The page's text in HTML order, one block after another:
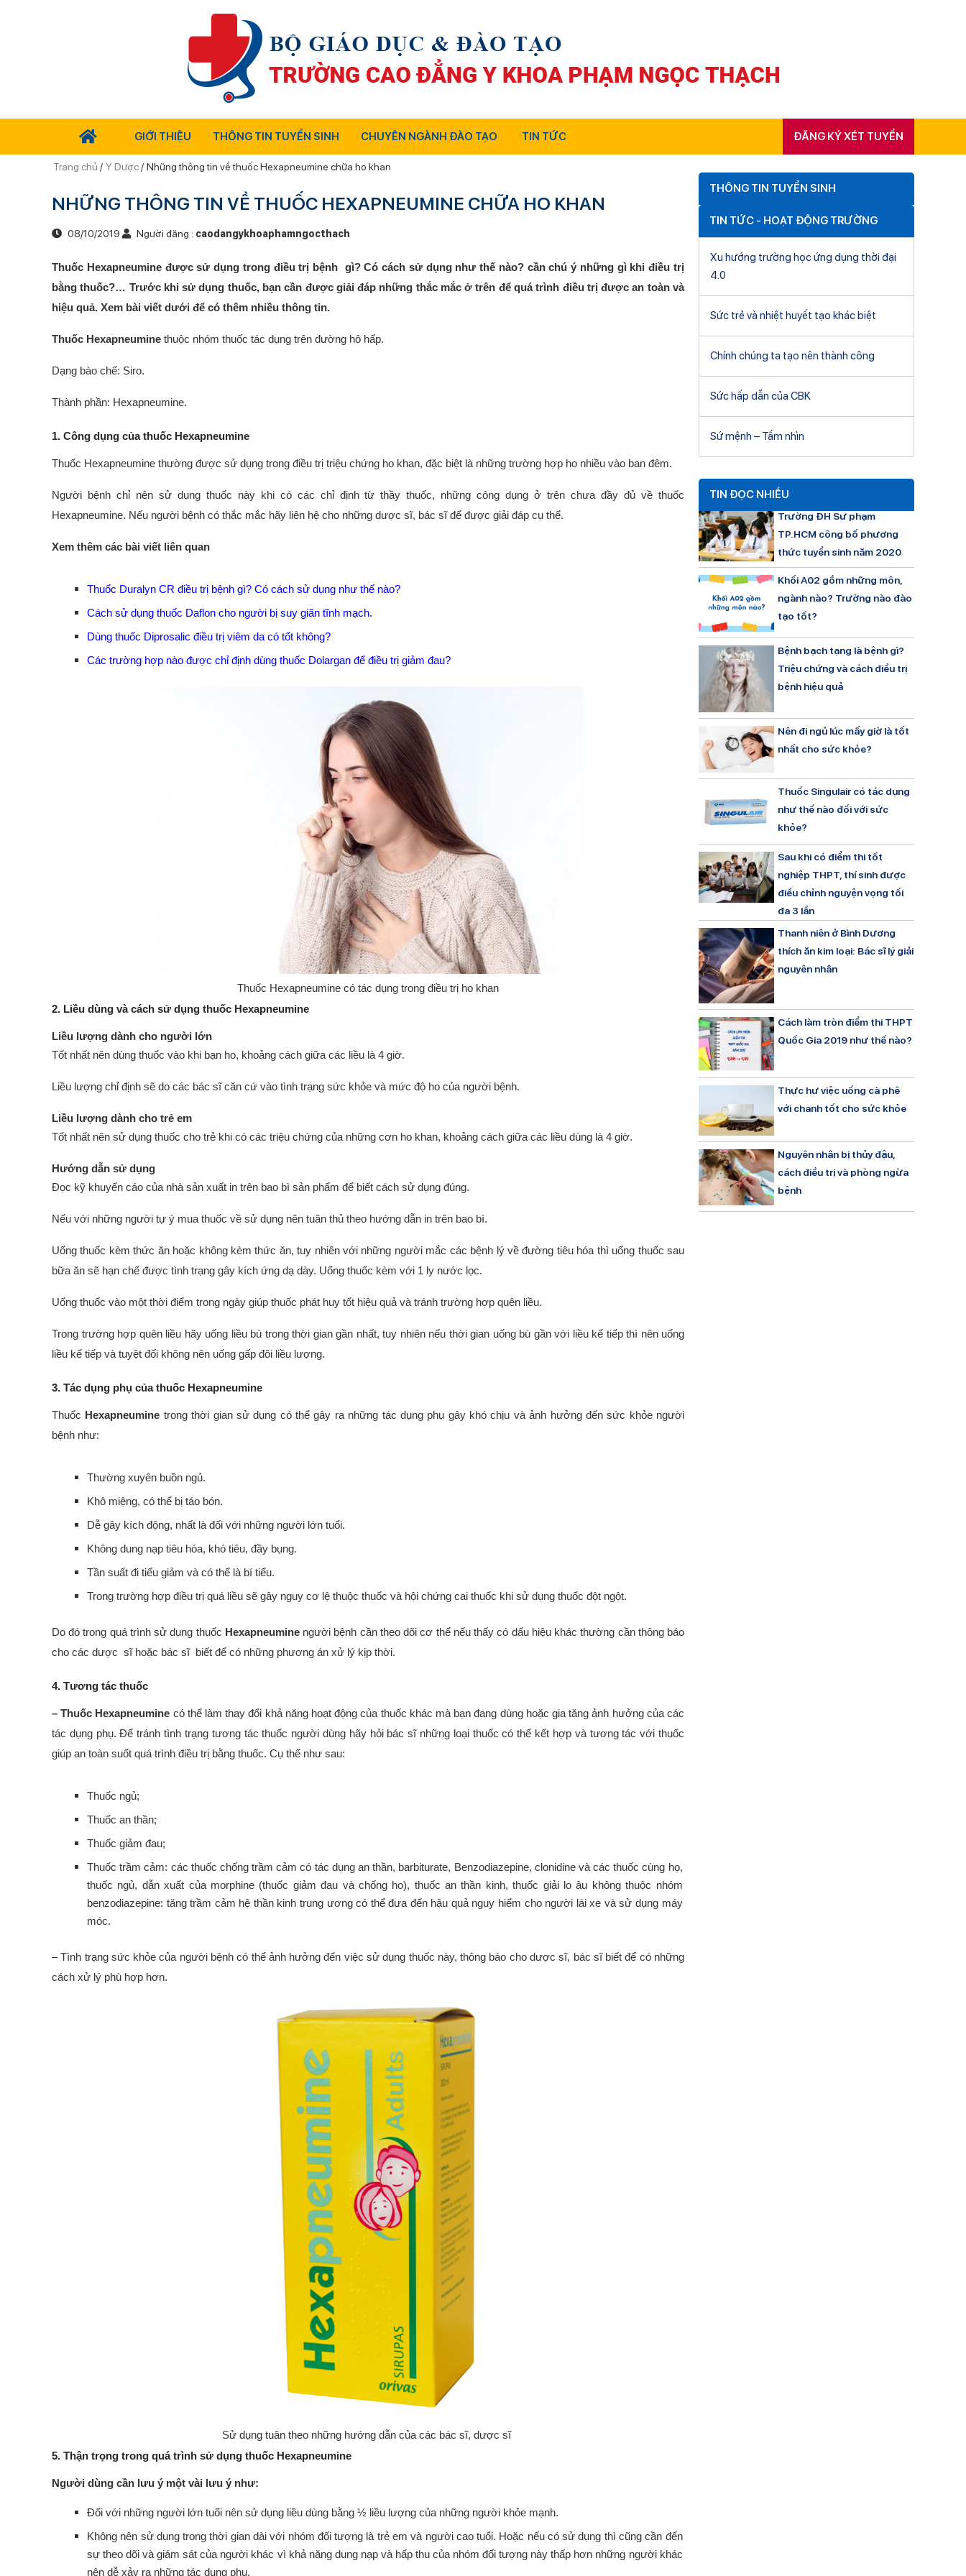
GIỚI THIỆU THÔNG TIN TUYỂN SINH CHUYÊN NGÀNH ĐÀO TẠO TIN TỨC ĐĂNG KÝ XÉT TUYỂN
Trang chủ / Y Dược/ Những thông tin về thuốc Hexapneumine chữa ho khan
NHỮNG THÔNG TIN VỀ THUỐC HEXAPNEUMINE CHỮA HO KHAN
08/10/2019 Người đăng : caodangykhoaphamngocthach
Thuốc Hexapneumine được sử dụng trong điều trị bệnh gì? Có cách sử dụng như thế nào? cần chú ý những gì khi điều trị
bằng thuốc?… Trước khi sử dụng thuốc, bạn cần được giải đáp những thắc mắc ở trên để quá trình điều trị được an toàn và
hiệu quả. Xem bài viết dưới để có thêm nhiều thông tin.
Thuốc Hexapneumine thuộc nhóm thuốc tác dụng trên đường hô hấp.
Dạng bào chế: Siro.
Thành phần: Hexapneumine.
1. Công dụng của thuốc Hexapneumine
Thuốc Hexapneumine thường được sử dụng trong điều trị triệu chứng ho khan, đặc biệt là những trường hợp ho nhiều vào ban đêm.
Người bệnh chỉ nên sử dụng thuốc này khi có các chỉ định từ thầy thuốc, những công dụng ở trên chưa đầy đủ về thuốc
Hexapneumine. Nếu người bệnh có thắc mắc hãy liên hệ cho những dược sĩ, bác sĩ để được giải đáp cụ thể.
Xem thêm các bài viết liên quan
Thuốc Duralyn CR điều trị bệnh gì? Có cách sử dụng như thế nào?
Cách sử dụng thuốc Daflon cho người bị suy giãn tĩnh mạch.
Dùng thuốc Diprosalic điều trị viêm da có tốt không?
Các trường hợp nào được chỉ định dùng thuốc Dolargan để điều trị giảm đau?
Thuốc Hexapneumine có tác dụng trong điều trị ho khan
2. Liều dùng và cách sử dụng thuốc Hexapneumine
Liều lượng dành cho người lớn
Tốt nhất nên dùng thuốc vào khi bạn ho, khoảng cách giữa các liều là 4 giờ.
Liều lượng chỉ định sẽ do các bác sĩ căn cứ vào tình trạng sức khỏe và mức độ ho của người bệnh.
Liều lượng dành cho trẻ em
Tốt nhất nên sử dụng thuốc cho trẻ khi có các triệu chứng của những cơn ho khan, khoảng cách giữa các liều dùng là 4 giờ.
Hướng dẫn sử dụng
Đọc kỹ khuyến cáo của nhà sản xuất in trên bao bì sản phẩm để biết cách sử dụng đúng.
Nếu với những người tự ý mua thuốc về sử dụng nên tuân thủ theo hướng dẫn in trên bao bì.
Uống thuốc kèm thức ăn hoặc không kèm thức ăn, tuy nhiên với những người mắc các bệnh lý về đường tiêu hóa thì uống thuốc sau
bữa ăn sẽ hạn chế được tình trạng gây kích ứng dạ dày. Uống thuốc kèm với 1 ly nước lọc.
Uống thuốc vào một thời điểm trong ngày giúp thuốc phát huy tốt hiệu quả và tránh trường hợp quên liều.
Trong trường hợp quên liều hãy uống liều bù trong thời gian gần nhất, tuy nhiên nếu thời gian uống bù gần với liều kế tiếp thì nên uống
liều kế tiếp và tuyệt đối không nên uống gấp đôi liều lượng.
3. Tác dụng phụ của thuốc Hexapneumine
Thuốc Hexapneumine trong thời gian sử dụng có thể gây ra những tác dụng phụ gây khó chịu và ảnh hưởng đến sức khỏe người
bệnh như:
Thường xuyên buồn ngủ.
Khô miệng, có thể bị táo bón.
Dễ gây kích động, nhất là đối với những người lớn tuổi.
Không dung nạp tiêu hóa, khó tiêu, đầy bụng.
Tần suất đi tiểu giảm và có thể là bí tiểu.
Trong trường hợp điều trị quá liều sẽ gây nguy cơ lệ thuộc thuốc và hội chứng cai thuốc khi sử dụng thuốc đột ngột.
Do đó trong quá trình sử dụng thuốc Hexapneuminengười bệnh cần theo dõi cơ thể nếu thấy có dấu hiệu khác thường cần thông báo
cho các dược sĩ hoặc bác sĩ biết để có những phương án xử lý kịp thời.
4. Tương tác thuốc
– Thuốc Hexapneumine có thể làm thay đổi khả năng hoạt động của thuốc khác mà bạn đang dùng hoặc gia tăng ảnh hưởng của các
tác dụng phụ. Để tránh tình trạng tương tác thuốc người dùng hãy hỏi bác sĩ những loại thuốc có thể kết hợp và tương tác với thuốc
giúp an toàn suốt quá trình điều trị bằng thuốc. Cụ thể như sau:
Thuốc ngủ;
Thuốc an thần;
Thuốc giảm đau;
Thuốc trầm cảm: các thuốc chống trầm cảm có tác dụng an thần, barbiturate, Benzodiazepine, clonidine và các thuốc cùng họ,
thuốc ngủ, dẫn xuất của morphine (thuốc giảm đau và chống ho), thuốc an thần kinh, thuốc giải lo âu không thuộc nhóm
benzodiazepine: tăng trầm cảm hệ thần kinh trung ương có thể đưa đến hậu quả nguy hiểm cho người lái xe và sử dụng máy
móc.
– Tình trạng sức khỏe của người bệnh có thể ảnh hưởng đến việc sử dụng thuốc này, thông báo cho dược sĩ, bác sĩ biết để có những
cách xử lý phù hợp hơn.
Sử dụng tuân theo những hướng dẫn của các bác sĩ, dược sĩ
5. Thận trọng trong quá trình sử dụng thuốc Hexapneumine
Người dùng cần lưu ý một vài lưu ý như:
Đối với những người lớn tuổi nên sử dụng liều dùng bằng ½ liều lượng của những người khỏe mạnh.
Không nên sử dụng trong thời gian dài với nhóm đối tượng là trẻ em và người cao tuổi. Hoặc nếu có sử dụng thì cũng cần đến
sự theo dõi và giám sát của người khác vì khả năng dung nạp và hấp thu của nhóm đối tượng này thấp hơn những người khác
nên dễ xảy ra những tác dụng phụ.
THÔNG TIN TUYỂN SINH
TIN TỨC - HOẠT ĐỘNG TRƯỜNG
Xu hướng trường học ứng dụng thời đại
4.0
Sức trẻ và nhiệt huyết tạo khác biệt
Chính chúng ta tạo nên thành công
Sức hấp dẫn của CBK
Sứ mệnh – Tầm nhìn
TIN ĐỌC NHIỀU
Trường ĐH Sư phạm
TP.HCM công bố phương
thức tuyển sinh năm 2020
Khối A02 gồm những môn,
ngành nào? Trường nào đào
tạo tốt?
Bệnh bạch tạng là bệnh gì?
Triệu chứng và cách điều trị
bệnh hiệu quả
Nên đi ngủ lúc mấy giờ là tốt
nhất cho sức khỏe?
Thuốc Singulair có tác dụng
như thế nào đối với sức
khỏe?
Sau khi có điểm thi tốt
nghiệp THPT, thí sinh được
điều chỉnh nguyện vọng tối
đa 3 lần
Thanh niên ở Bình Dương
thích ăn kim loại: Bác sĩ lý giải
nguyên nhân
Cách làm tròn điểm thi THPT
Quốc Gia 2019 như thế nào?
Thực hư việc uống cà phê
với chanh tốt cho sức khỏe
Nguyên nhân bị thủy đậu,
cách điều trị và phòng ngừa
bệnh